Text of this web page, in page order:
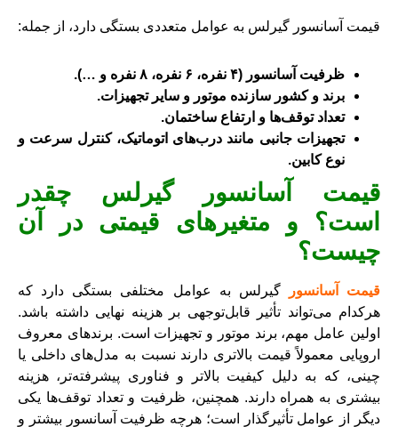
قیمت آسانسور گیرلس به عوامل متعددی بستگی دارد، از جمله:
ظرفیت آسانسور (۴ نفره، ۶ نفره، ۸ نفره و …).
برند و کشور سازنده موتور و سایر تجهیزات.
تعداد توقف‌ها و ارتفاع ساختمان.
تجهیزات جانبی مانند درب‌های اتوماتیک، کنترل سرعت و
نوع کابین.
قیمت آسانسور گیرلس چقدر
است؟ و متغیرهای قیمتی در آن
چیست؟
قیمت آسانسور
گیرلس به عوامل مختلفی بستگی دارد که
هرکدام می‌تواند تأثیر قابل‌توجهی بر هزینه نهایی داشته باشد.
اولین عامل مهم، برند موتور و تجهیزات است. برندهای معروف
اروپایی معمولاً قیمت بالاتری دارند نسبت به مدل‌های داخلی یا
چینی، که به دلیل کیفیت بالاتر و فناوری پیشرفته‌تر، هزینه
بیشتری به همراه دارند. همچنین، ظرفیت و تعداد توقف‌ها یکی
دیگر از عوامل تأثیرگذار است؛ هرچه ظرفیت آسانسور بیشتر و